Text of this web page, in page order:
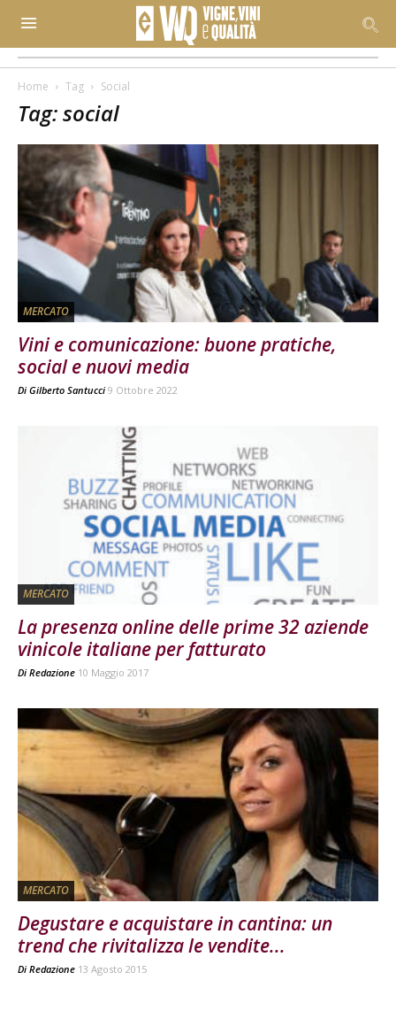
Home Tag Social
Tag: social
MERCATO
Vini e comunicazione: buone pratiche,
social e nuovi media
Di Gilberto Santucci 9 Ottobre 2022
MERCATO
La presenza online delle prime 32 aziende
vinicole italiane per fatturato
Di Redazione 10 Maggio 2017
MERCATO
Degustare e acquistare in cantina: un
trend che rivitalizza le vendite...
Di Redazione 13 Agosto 2015